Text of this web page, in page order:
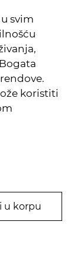
svim
koristiti
u korpu